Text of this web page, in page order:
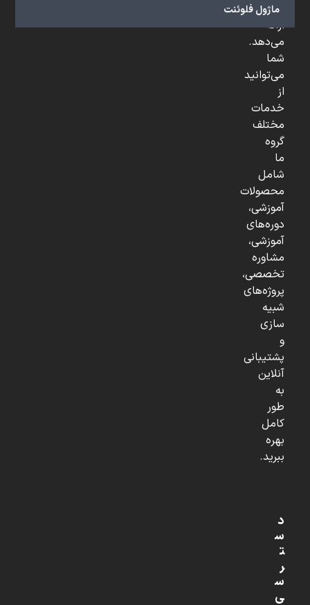
ماژول فلوئنت
...
ارائه
می‌دهد.
شما
می‌توانید
از
خدمات
مختلف
گروه
ما
شامل
محصولات
آموزشی،
دوره‌های
آموزشی،
مشاوره
تخصصی،
پروژه‌های
شبیه
سازی
و
پشتیبانی
آنلاین
به
طور
کامل
بهره
ببرید.
د
س
ت
ر
س
ی